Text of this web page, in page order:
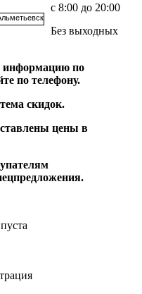
с 8:00 до 20:00
Без выходных
информацию по
по телефону.
скидок.
цены в